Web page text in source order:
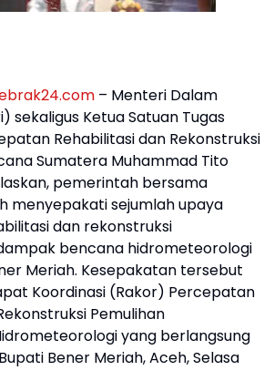
– Menteri Dalam
sekaligus Ketua Satuan Tugas
Rehabilitasi dan Rekonstruksi
Sumatera Muhammad Tito
pemerintah bersama
menyepakati sejumlah upaya
dan rekonstruksi
bencana hidrometeorologi
Meriah. Kesepakatan tersebut
Koordinasi (Rakor) Percepatan
Pemulihan
yang berlangsung
Bener Meriah, Aceh, Selasa